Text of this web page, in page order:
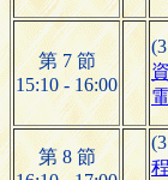
第 7 節
15:10 - 16:00
第 8 節